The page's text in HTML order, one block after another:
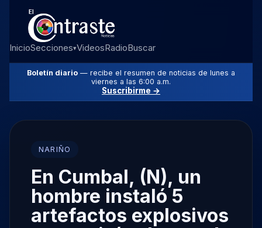
InicioSecciones▾VideosRadioBuscar
Boletín diario — recibe el resumen de noticias de lunes a
viernes a las 6:00 a.m.
Suscribirme →
NARIÑO
En Cumbal, (N), un
hombre instaló 5
artefactos explosivos